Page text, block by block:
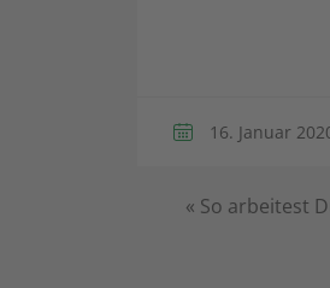
16. Januar
« So arbeitest